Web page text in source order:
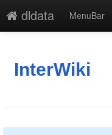
dldata
MenuBar
添付
InterWiki